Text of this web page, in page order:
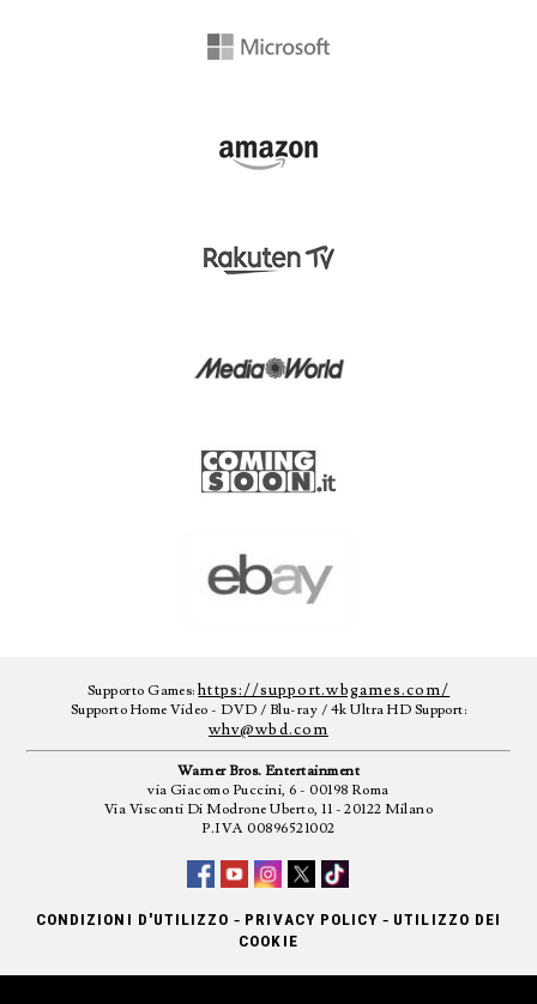
Supporto Games:https://support.wbgames.com/
Supporto Home Video - DVD / Blu-ray / 4k Ultra HD Support:
whv@wbd.com
Warner Bros. Entertainment
via Giacomo Puccini, 6 - 00198 Roma
Via Visconti Di Modrone Uberto, 11 - 20122 Milano
P.IVA 00896521002
CONDIZIONI D'UTILIZZO - PRIVACY POLICY - UTILIZZO DEI
COOKIE